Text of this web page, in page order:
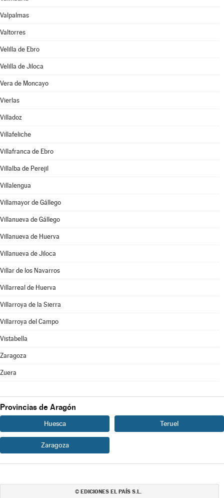
Valpalmas
Valtorres
Velilla de Ebro
Velilla de Jiloca
Vera de Moncayo
Vierlas
Villadoz
Villafeliche
Villafranca de Ebro
Villalba de Perejil
Villalengua
Villamayor de Gállego
Villanueva de Gállego
Villanueva de Huerva
Villanueva de Jiloca
Villar de los Navarros
Villarreal de Huerva
Villarroya de la Sierra
Villarroya del Campo
Vistabella
Zaragoza
Zuera
Provincias de Aragón
Huesca Teruel
Zaragoza
© EDICIONES EL PAÍS S.L.